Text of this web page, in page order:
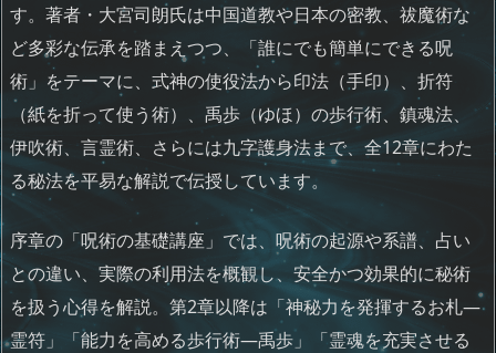
す。著者・大宮司朗氏は中国道教や日本の密教、祓魔術な
ど多彩な伝承を踏まえつつ、「誰にでも簡単にできる呪
術」をテーマに、式神の使役法から印法（手印）、折符
（紙を折って使う術）、禹歩（ゆほ）の歩行術、鎮魂法、
伊吹術、言霊術、さらには九字護身法まで、全12章にわた
る秘法を平易な解説で伝授しています。
序章の「呪術の基礎講座」では、呪術の起源や系譜、占い
との違い、実際の利用法を概観し、安全かつ効果的に秘術
を扱う心得を解説。第2章以降は「神秘力を発揮するお札―
霊符」「能力を高める歩行術―禹歩」「霊魂を充実させる